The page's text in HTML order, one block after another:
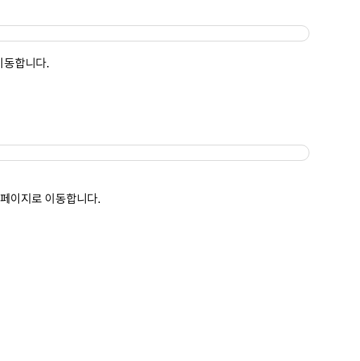
동합니다.
이지로 이동합니다.